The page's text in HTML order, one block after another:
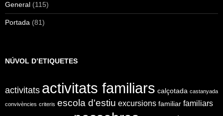
General (115)
Portada (81)
NÚVOL D’ETIQUETES
activitats activitats familiars calçotada castanyada
convivències criteris escola d'estiu excursions familiar familiars